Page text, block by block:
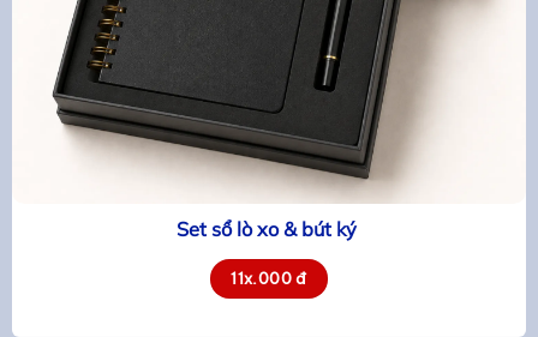
Set sổ lò xo & bút ký
11x.000 đ